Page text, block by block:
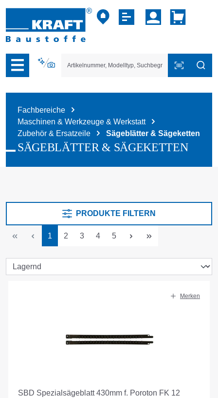
der B2B-Plattform springen
Fachbereiche
Maschinen & Werkzeuge & Werkstatt
Zubehör & Ersatzeile
Sägeblätter & Sägeketten
SÄGEBLÄTTER & SÄGEKETTEN
PRODUKTE FILTERN
Seite
1 Seite
2 Seite
3 Seite
4 Seite
5
Merken
SBD Spezialsägeblatt 430mm f. Poroton FK 12